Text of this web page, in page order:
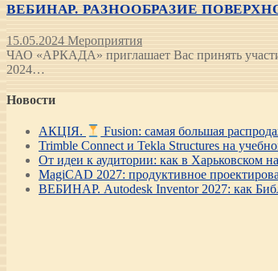
ВЕБИНАР. РАЗНООБРАЗИЕ
15.05.2024 Мероприятия
ЧАО «АРКАДА» приглашает Вас принять
2024…
Новости
АКЦІЯ. Fusion: самая большая
Trimble Connect и Tekla Structures на
От идеи к аудитории: как в Харьковском
MagiCAD 2027: продуктивное
ВЕБИНАР. Autodesk Inventor 2027: как